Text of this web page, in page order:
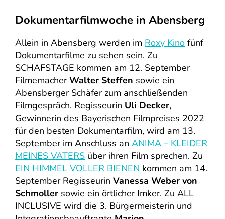
Dokumentarfilmwoche in Abensberg
Allein in Abensberg werden im Roxy Kino fünf
Dokumentarfilme zu sehen sein. Zu
SCHAFSTAGE kommen am 12. September
FilmemacherWalter Steffen sowie ein
Abensberger Schäfer zum anschließenden
Filmgespräch. Regisseurin Uli Decker,
Gewinnerin des Bayerischen Filmpreises 2022
für den besten Dokumentarfilm, wird am 13.
September im Anschluss an ANIMA – KLEIDER
MEINES VATERS über ihren Film sprechen. Zu
EIN HIMMEL VOLLER BIENEN kommen am 14.
September Regisseurin Vanessa Weber von
Schmoller sowie ein örtlicher Imker. Zu ALL
INCLUSIVE wird die 3. Bürgermeisterin und